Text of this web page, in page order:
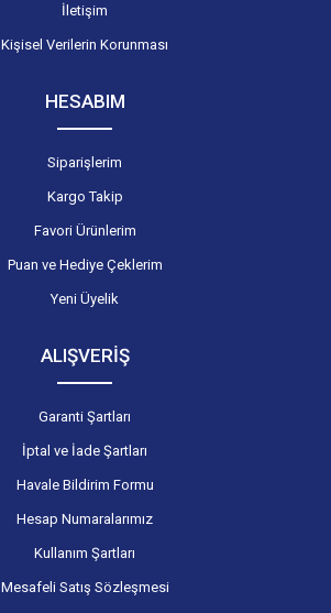
İletişim
Kişisel Verilerin Korunması
HESABIM
Siparişlerim
Kargo Takip
Favori Ürünlerim
Puan ve Hediye Çeklerim
Yeni Üyelik
ALIŞVERİŞ
Garanti Şartları
İptal ve İade Şartları
Havale Bildirim Formu
Hesap Numaralarımız
Kullanım Şartları
Mesafeli Satış Sözleşmesi